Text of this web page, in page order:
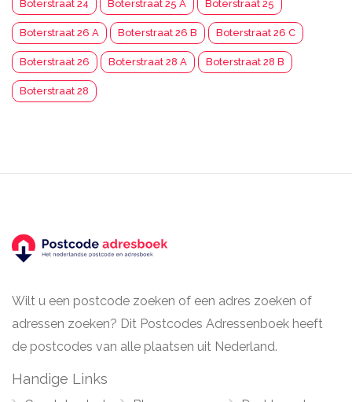
Boterstraat 24 Boterstraat 25 A Boterstraat 25
Boterstraat 26 A Boterstraat 26 B Boterstraat 26 C
Boterstraat 26 Boterstraat 28 A Boterstraat 28 B
Boterstraat 28
Wilt u een postcode zoeken of een adres zoeken of
adressen zoeken? Dit Postcodes Adressenboek heeft
de postcodes van alle plaatsen uit Nederland.
Handige Links